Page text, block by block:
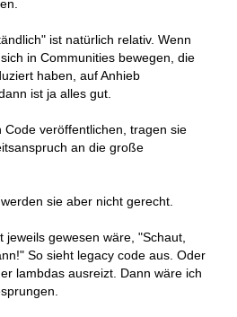
ist natürlich relativ. Wenn
in Communities bewegen, die
haben, auf Anhieb
ist ja alles gut.
Code veröffentlichen, tragen sie
an die große
sie aber nicht gerecht.
jeweils gewesen wäre, "Schaut,
So sieht legacy code aus. Oder
lambdas ausreizt. Dann wäre ich